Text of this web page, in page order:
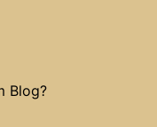
Blog?